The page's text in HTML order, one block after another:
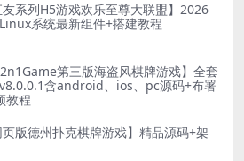
友系列H5游戏欢乐至尊大联盟】2026
系统最新组件+搭建教程
第三版海盗风棋牌游戏】全套
含android、ios、pc源码+布署
教程
版德州扑克棋牌游戏】精品源码+架